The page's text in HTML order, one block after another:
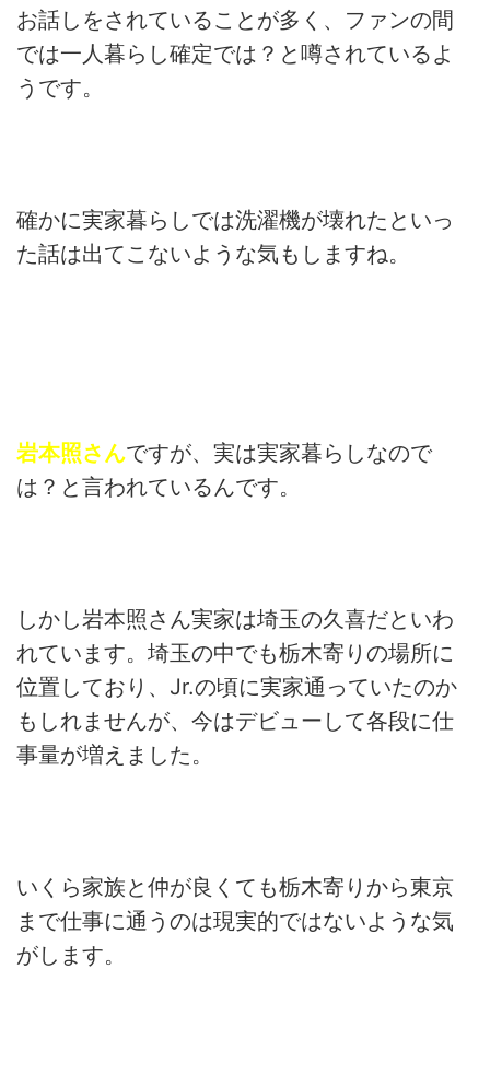
お話しをされていることが多く、ファンの間
では一人暮らし確定では？と噂されているよ
うです。
確かに実家暮らしでは洗濯機が壊れたといっ
た話は出てこないような気もしますね。
岩本照さんですが、実は実家暮らしなので
は？と言われているんです。
しかし岩本照さん実家は埼玉の久喜だといわ
れています。埼玉の中でも栃木寄りの場所に
位置しており、Jr.の頃に実家通っていたのか
もしれませんが、今はデビューして各段に仕
事量が増えました。
いくら家族と仲が良くても栃木寄りから東京
まで仕事に通うのは現実的ではないような気
がします。